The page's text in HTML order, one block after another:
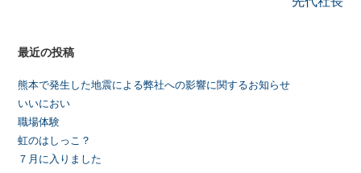
最近の投稿
熊本で発生した地震による弊社への影響に関するお知らせ
いいにおい
職場体験
虹のはしっこ？
７月に入りました